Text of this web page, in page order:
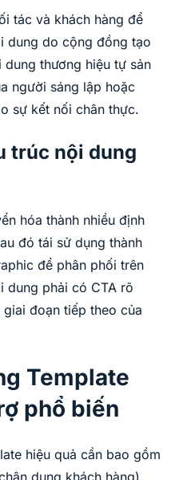
tác và khách hàng để
dung do cộng đồng tạo
thương hiệu tự sản
người sáng lập hoặc
sự kết nối chân thực.
trúc nội dung
hóa thành nhiều định
đó tái sử dụng thành
để phân phối trên
dung phải có CTA rõ
đoạn tiếp theo của
Template
phổ biến
hiệu quả cần bao gồm